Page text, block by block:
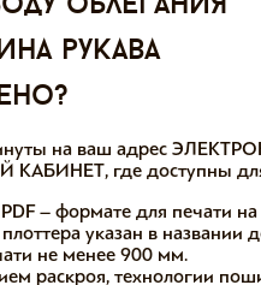
облегания
рукава
на ваш адрес
где доступны
– формате для печати
указан в названии
не менее 900 мм.
раскроя, технологии